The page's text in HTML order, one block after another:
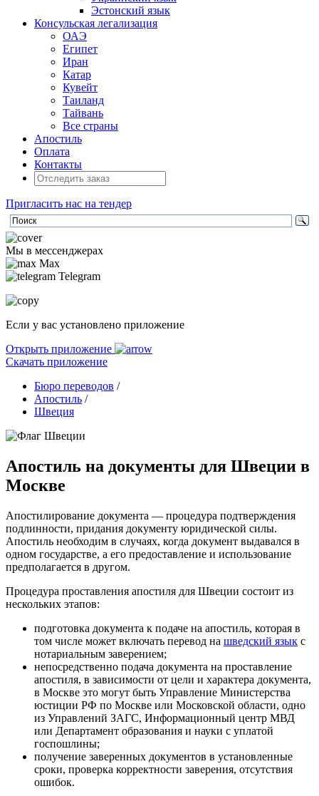
Эстонский язык
Консульская легализация
ОАЭ
Египет
Иран
Катар
Кувейт
Таиланд
Тайвань
Все страны
Апостиль
Оплата
Контакты
Пригласить нас на тендер
Мы в мессенджерах
Max
Telegram
Если у вас установлено приложение
Открыть приложение
Скачать приложение
Бюро переводов /
Апостиль /
Швеция
Апостиль на документы для Швеции в
Москве
Апостилирование документа — процедура подтверждения
подлинности, придания документу юридической силы.
Апостиль необходим в случаях, когда документ выдавался в
одном государстве, а его предоставление и использование
предполагается в другом.
Процедура проставления апостиля для Швеции состоит из
нескольких этапов:
подготовка документа к подаче на апостиль, которая в
том числе может включать перевод на шведский язык с
нотариальным заверением;
непосредственно подача документа на проставление
апостиля, в зависимости от цели и характера документа,
в Москве это могут быть Управление Министерства
юстиции РФ по Москве или Московской области, одно
из Управлений ЗАГС, Информационный центр МВД
или Департамент образования и науки с уплатой
госпошлины;
получение заверенных документов в установленные
сроки, проверка корректности заверения, отсутствия
ошибок.